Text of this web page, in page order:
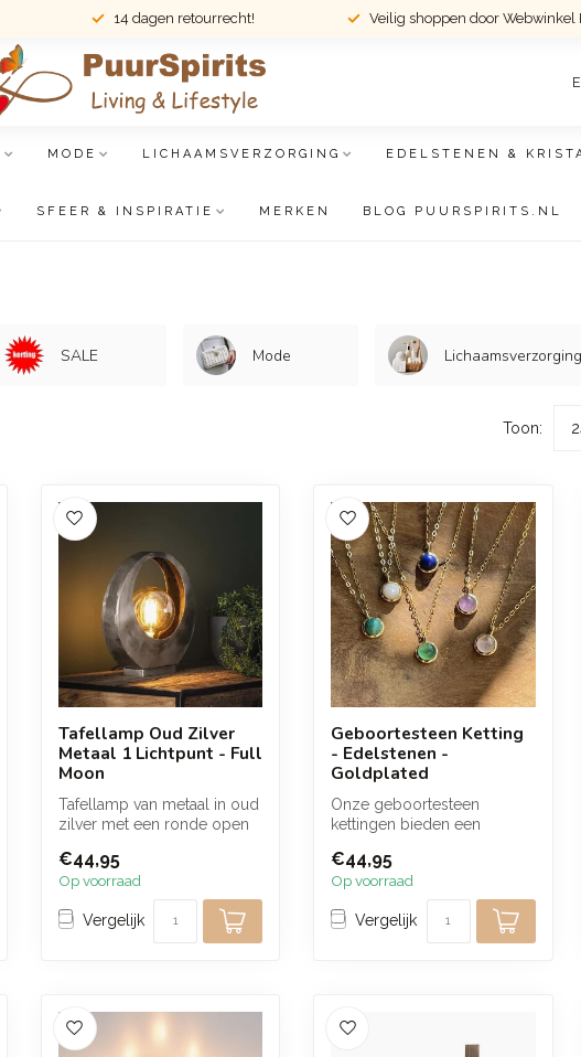
14 dagen retourrecht! Veilig shoppen door Webwinkel
MODE LICHAAMSVERZORGING EDELSTENEN &
SFEER & INSPIRATIE MERKEN BLOG PUURSPIRITS.NL
SALE Mode Lichaamsverzorging
Toon:
Tafellamp Oud Zilver
Metaal 1 Lichtpunt - Full
Moon
Tafellamp van metaal in oud
zilver met een ronde open
€44,95
Op voorraad
Vergelijk
Geboortesteen Ketting
- Edelstenen -
Goldplated
Onze geboortesteen
kettingen bieden een
uit te drukk...
€44,95
Op voorraad
Vergelijk